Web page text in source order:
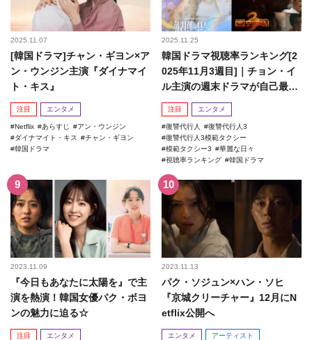
2025.11.07
[韓国ドラマ]チャン・ギヨン×ア
ン・ウンジン主演『ダイナマイ
ト・キス』
注目 エンタメ
Netflix あらすじ
アン・ウンジン
ダイナマイト・キス
チャン・ギヨン
韓国ドラマ
2025.11.25
韓国ドラマ視聴率ランキング[2
025年11月3週目]｜チョン・イ
ル主演の週末ドラマが自己最高
記録を更新！
注目 エンタメ
復讐代行人
復讐代行人3
復讐代行人3模範タクシー
模範タクシー3
華麗な日々
視聴率ランキング
韓国ドラマ
2023.11.09
『今日もあなたに太陽を』で主
演を熱演！韓国女優パク・ボヨ
ンの魅力に迫る☆
注目 エンタメ
2023.11.13
パク・ソジュン×ハン・ソヒ
『京城クリーチャー』12月にN
etflix公開へ
エンタメ アーティスト